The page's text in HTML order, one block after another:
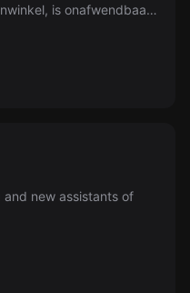
is onafwendbaar.
redden?
new assistants of